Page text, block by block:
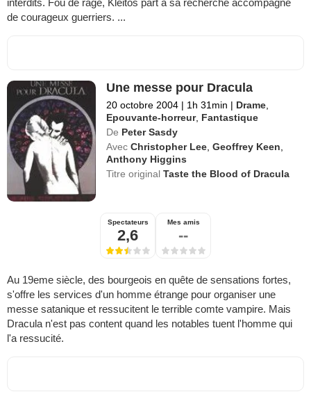
interdits. Fou de rage, Kleitos part à sa recherche accompagné
de courageux guerriers. ...
Une messe pour Dracula
20 octobre 2004 | 1h 31min | Drame,
Epouvante-horreur, Fantastique
De Peter Sasdy
Avec Christopher Lee,Geoffrey Keen,
Anthony Higgins
Titre originalTaste the Blood of Dracula
Spectateurs
2,6
Mes amis
--
Au 19eme siècle, des bourgeois en quête de sensations fortes,
s'offre les services d'un homme étrange pour organiser une
messe satanique et ressucitent le terrible comte vampire. Mais
Dracula n'est pas content quand les notables tuent l'homme qui
l'a ressucité.